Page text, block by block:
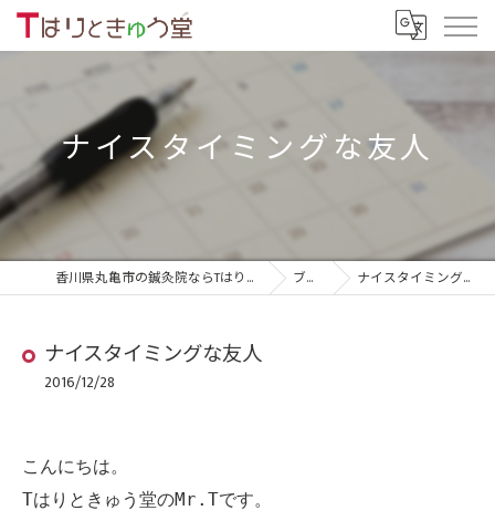
ナイスタイミングな友人
香川県丸亀市の鍼灸院ならTはりときゅう堂 ブログ ナイスタイミングな友人
ナイスタイミングな友人
2016/12/28
こんにちは。
Tはりときゅう堂のMr.Tです。